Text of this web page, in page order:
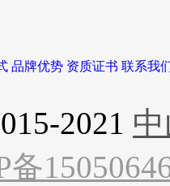
品牌优势 资质证书 联系我
2021
备